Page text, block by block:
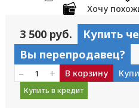
Хочу
3 500 руб.
Купить
Вы перепродавец?
– + В корзину
Купить в кредит